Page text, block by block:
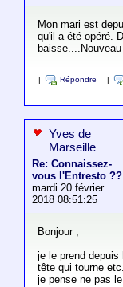
Mon mari est
qu'il a été opéré.
Répondre
Yves de
Marseille
Re: Connaissez-
vous l'Entresto ??
mardi 20 février
2018 08:51:25
Bonjour ,
je le prend
tête qui tourne
je pense ne pas